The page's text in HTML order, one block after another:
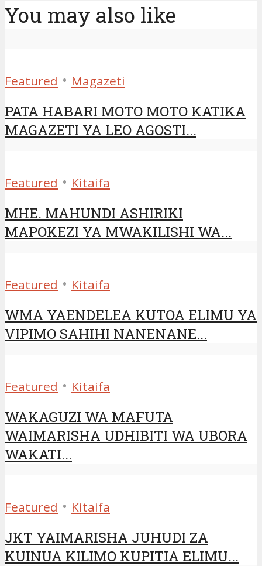
You may also like
Featured • Magazeti
PATA HABARI MOTO MOTO KATIKA
MAGAZETI YA LEO AGOSTI...
Featured • Kitaifa
MHE. MAHUNDI ASHIRIKI
MAPOKEZI YA MWAKILISHI WA...
Featured • Kitaifa
WMA YAENDELEA KUTOA ELIMU YA
VIPIMO SAHIHI NANENANE...
Featured • Kitaifa
WAKAGUZI WA MAFUTA
WAIMARISHA UDHIBITI WA UBORA
WAKATI...
Featured • Kitaifa
JKT YAIMARISHA JUHUDI ZA
KUINUA KILIMO KUPITIA ELIMU...